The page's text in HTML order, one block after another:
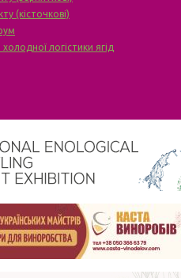
(кісточкові)
логістики ягід